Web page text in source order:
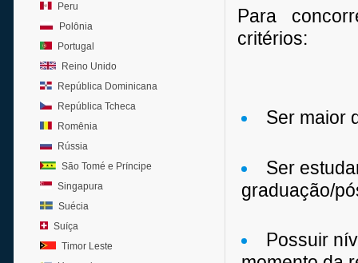
Peru
Polônia
Portugal
Reino Unido
República Dominicana
República Tcheca
Romênia
Rússia
São Tomé e Príncipe
Singapura
Suécia
Suíça
Timor Leste
Para
critérios:
Ser maior
Ser
graduação/
Possuir